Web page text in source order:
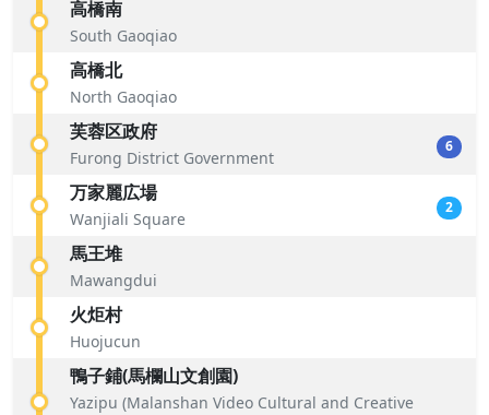
高橋南
South Gaoqiao
高橋北
North Gaoqiao
芙蓉区政府
Furong District Government
6
万家麗広場
Wanjiali Square
2
馬王堆
Mawangdui
火炬村
Huojucun
鴨子鋪(馬欄山文創園)
Yazipu (Malanshan Video Cultural and Creative